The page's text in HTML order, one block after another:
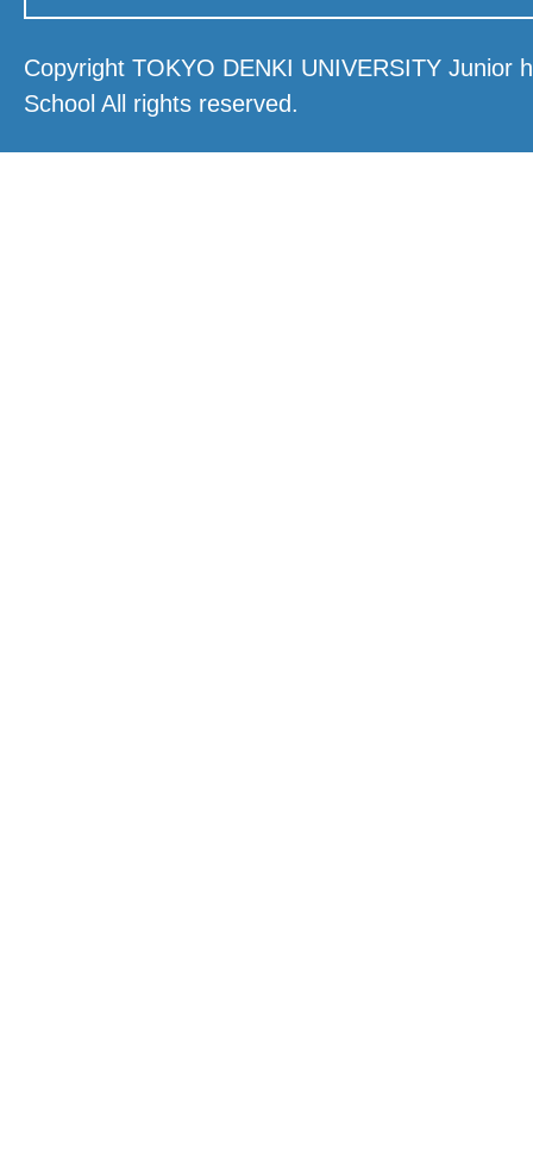
Copyright TOKYO DENKI UNIVERSITY Junior
School All rights reserved.